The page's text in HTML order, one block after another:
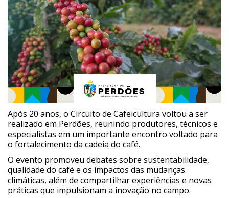
Após 20 anos, o Circuito de Cafeicultura voltou a ser
realizado em Perdões, reunindo produtores, técnicos e
especialistas em um importante encontro voltado para
o fortalecimento da cadeia do café.
O evento promoveu debates sobre sustentabilidade,
qualidade do café e os impactos das mudanças
climáticas, além de compartilhar experiências e novas
práticas que impulsionam a inovação no campo.